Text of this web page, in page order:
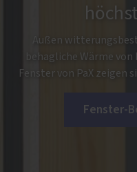
Außen
behagliche Wärme
Fenster von PaX zeigen
Fenster-